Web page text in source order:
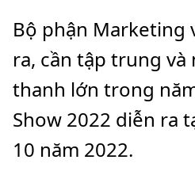
Bộ phận Marketing
ra, cần tập trung
thanh lớn trong
Show 2022 diễn ra
10 năm 2022.